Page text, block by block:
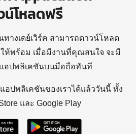
น์โหลดฟรี
างเดย์เวิร์ค สามารถดาวน์โหลด
ห้พร้อม เมื่อมีงานที่คุณสนใจ จะมี
แอปพลิเคชันบนมือถือทันที
แอปพลิเคชันของเราได้แล้ววันนี้ ทั้ง
และ Google Play